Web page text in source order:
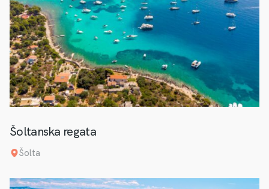
Šoltanska regata
Šolta